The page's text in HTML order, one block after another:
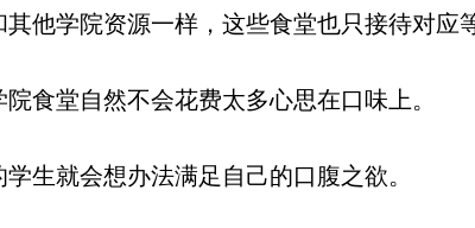
他学院资源一样，这些食堂也只接待对应
食堂自然不会花费太多心思在口味上。
生就会想办法满足自己的口腹之欲。